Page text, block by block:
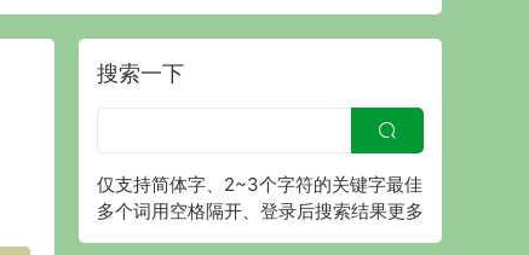
搜索一下
仅支持简体字、2~3个字符的关键字最佳
多个词用空格隔开、登录后搜索结果更多